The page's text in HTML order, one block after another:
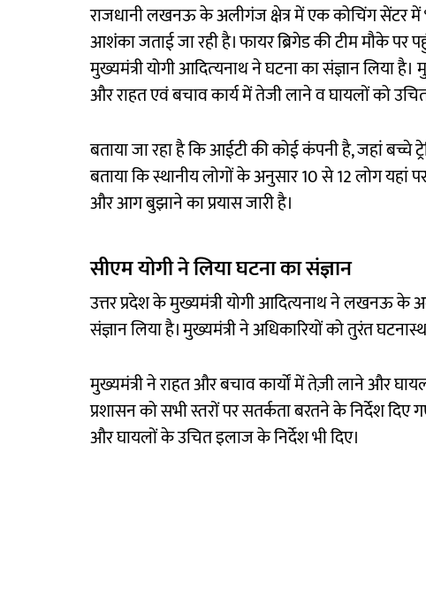
राजधानी लखनऊ के अलीगंज क्षेत्र में एक कोचिंग सेंटर
आशंका जताई जा रही है। फायर ब्रिगेड की टीम मौके पर
मुख्यमंत्री योगी आद‍ित्‍यनाथ ने घटना का संज्ञान ल‍िया
और राहत एवं बचाव कार्य में तेजी लाने व घायलों को
बताया जा रहा है कि आईटी की कोई कंपनी है, जहां बच्चे
बताया कि स्थानीय लोगों के अनुसार 10 से 12 लोग
और आग बुझाने का प्रयास जारी है।
सीएम योगी ने ल‍िया घटना का संज्ञान
उत्तर प्रदेश के मुख्यमंत्री योगी आदित्यनाथ ने लखनऊ
संज्ञान लिया है। मुख्यमंत्री ने अधिकारियों को तुरंत
मुख्यमंत्री ने राहत और बचाव कार्यों में तेज़ी लाने और
प्रशासन को सभी स्तरों पर सतर्कता बरतने के निर्देश दिए
और घायलों के उचित इलाज के निर्देश भी दिए।